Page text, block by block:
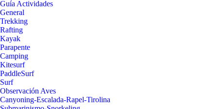
Guía Actividades
General
Trekking
Rafting
Kayak
Parapente
Camping
Kitesurf
PaddleSurf
Surf
Observación Aves
Canyoning-Escalada-Rapel-Tirolina